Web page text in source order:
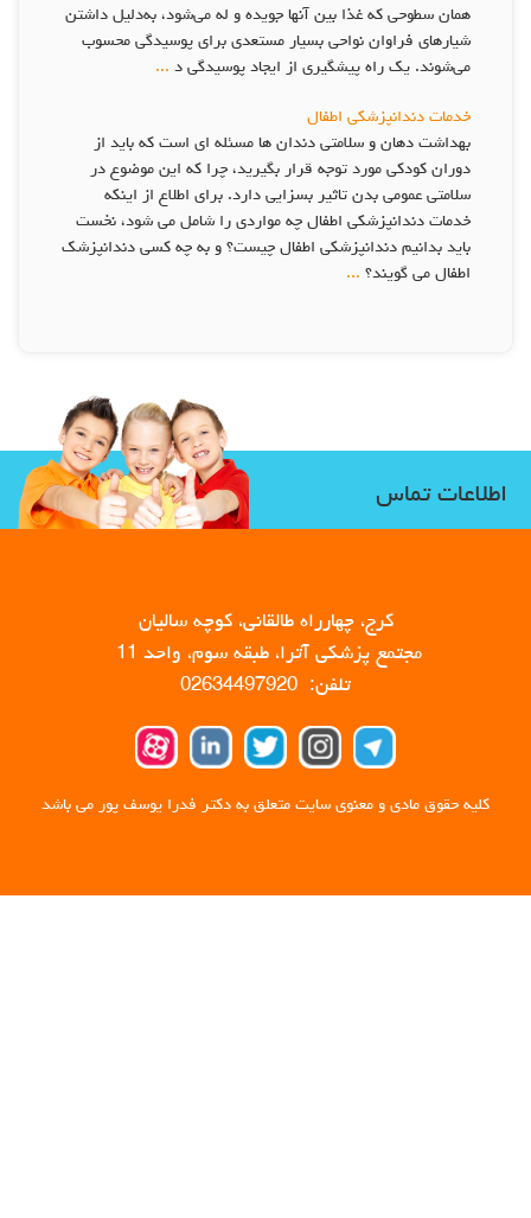
همان سطوحي كه غذا بين آنها جويده و له مي‌شود، به‌دليل داشتن
شيارهاي فراوان نواحي بسيار مستعدي براي پوسيدگي محسوب
مي‌شوند. يك راه پيشگيري از ايجاد پوسيدگي د ...
خدمات دندانپزشکی اطفال
بهداشت دهان و سلامتی دندان ها مسئله ای است که باید از
دوران کودکی مورد توجه قرار بگیرید، چرا که این موضوع در
سلامتی عمومی بدن تاثیر بسزایی دارد. برای اطلاع از اینکه
خدمات دندانپزشکی اطفال چه مواردی را شامل می شود، نخست
باید بدانیم دندانپزشکی اطفال چیست؟ و به چه کسی دندانپزشک
اطفال می گویند؟ ...
اطلاعات تماس
کرج، چهارراه طالقانی، کوچه سالیان
مجتمع پزشکی آترا، طبقه سوم، واحد 11
تلفن: 02634497920
کلیه حقوق مادی و معنوی سایت متعلق به دکتر فدرا یوسف پور می باشد